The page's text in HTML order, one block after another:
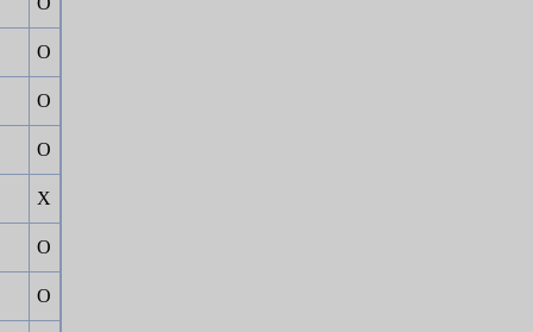
Ο
Ο
Ο
Χ
Ο
Ο